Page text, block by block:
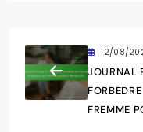
12/08/
JOURNAL
FREMME